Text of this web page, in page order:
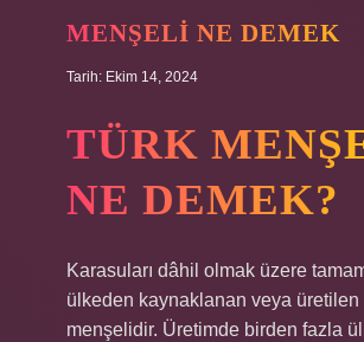
Hakkımızda
MENŞELI NE DEMEK
Tarih: Ekim 14, 2024
TÜRK
NE DEMEK?
Karasuları dâhil olmak üzere
ülkeden kaynaklanan veya
menşelidir. Üretimde birden fazla